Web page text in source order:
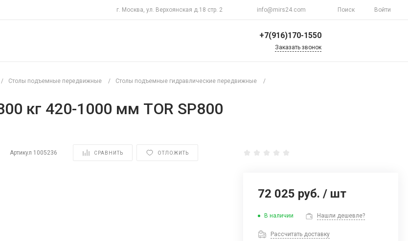
г. Москва, ул. Верхоянская д.18 стр. 2 info@mirs24.com Поиск Войти
+7(916)170-1550
г. Москва, ул.
Верхоянская д.18 стр.
Заказать звонок
/ Столы подъемные передвижные / Столы подъемные гидравлические передвижные
/
кг 420-1000 мм TOR SP800
Артикул 1005236 СРАВНИТЬ ОТЛОЖИТЬ
72 025 руб./ шт
В наличии Нашли дешевле?
Рассчитать доставку